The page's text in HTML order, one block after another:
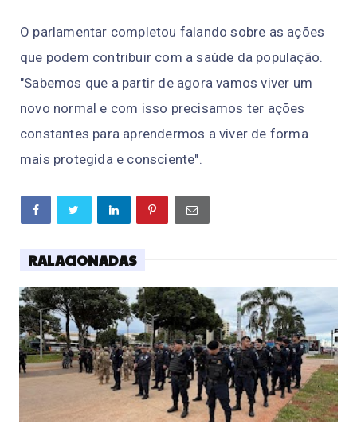
O parlamentar completou falando sobre as ações
que podem contribuir com a saúde da população.
"Sabemos que a partir de agora vamos viver um
novo normal e com isso precisamos ter ações
constantes para aprendermos a viver de forma
mais protegida e consciente".
RALACIONADAS